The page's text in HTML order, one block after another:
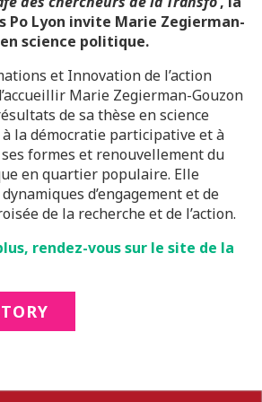
Po Lyon invite Marie Zegierman-
science politique.
et Innovation de l’action
Marie Zegierman-Gouzon
de sa thèse en science
la démocratie participative et à
ses formes et renouvellement du
en quartier populaire. Elle
d’engagement et de
de la recherche et de l’action.
rendez-vous sur le site de la